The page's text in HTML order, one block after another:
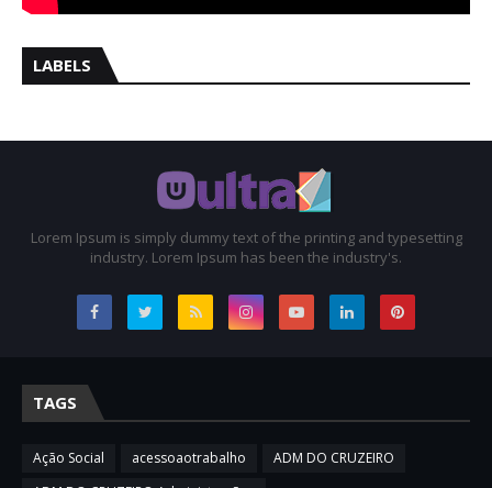
LABELS
Lorem Ipsum is simply dummy text of the printing and typesetting
industry. Lorem Ipsum has been the industry's.
TAGS
Ação Social acessoaotrabalho
ADM DO CRUZEIRO